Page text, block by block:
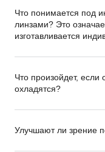
Что понимается под
линзами? Это
изготавливается
Что произойдет, если
охладятся?
Улучшают ли зрение